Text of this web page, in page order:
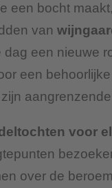
een bocht
van
een nieuwe
een
voor
over de